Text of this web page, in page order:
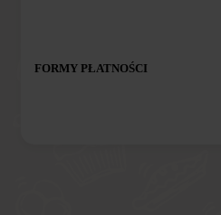
FORMY PŁATNOŚCI